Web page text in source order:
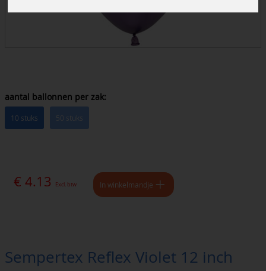
aantal ballonnen per zak:
10 stuks 50 stuks
€ 4.13 Excl. btw In winkelmandje
Sempertex Reflex Violet 12 inch